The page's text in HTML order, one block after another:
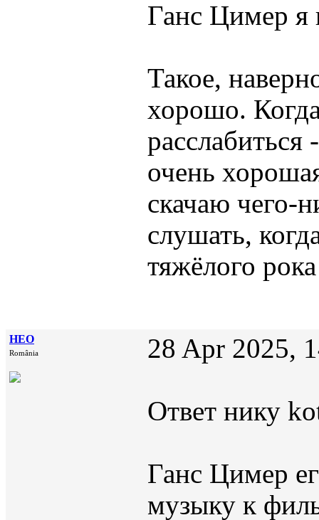
Ганс Цимер я
Такое,
хорошо.
очень
скачаю чего-
слушать,
тяжёлого
НЕО
România 28 Apr 2025,
Ответ нику
Ганс Цимер
музыку к